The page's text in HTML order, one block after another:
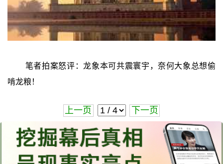
笔者拍案怒评：龙象本可共震寰宇，奈何大象总想偷
啃龙粮！
上一页 下一页